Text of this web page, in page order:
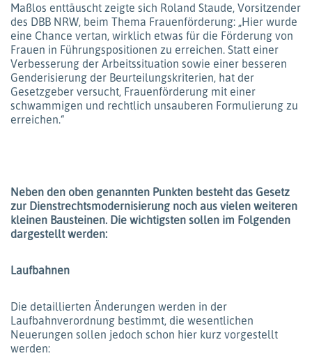
Maßlos enttäuscht zeigte sich Roland Staude, Vorsitzender
des DBB NRW, beim Thema Frauenförderung: „Hier wurde
eine Chance vertan, wirklich etwas für die Förderung von
Frauen in Führungspositionen zu erreichen. Statt einer
Verbesserung der Arbeitssituation sowie einer besseren
Genderisierung der Beurteilungskriterien, hat der
Gesetzgeber versucht, Frauenförderung mit einer
schwammigen und rechtlich unsauberen Formulierung zu
erreichen.“
Neben den oben genannten Punkten besteht das Gesetz
zur Dienstrechtsmodernisierung noch aus vielen weiteren
kleinen Bausteinen. Die wichtigsten sollen im Folgenden
dargestellt werden:
Laufbahnen
Die detaillierten Änderungen werden in der
Laufbahnverordnung bestimmt, die wesentlichen
Neuerungen sollen jedoch schon hier kurz vorgestellt
werden: